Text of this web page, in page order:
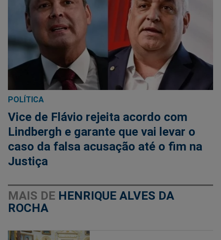
POLÍTICA
Vice de Flávio rejeita acordo com
Lindbergh e garante que vai levar o
caso da falsa acusação até o fim na
Justiça
MAIS DE HENRIQUE ALVES DA
ROCHA